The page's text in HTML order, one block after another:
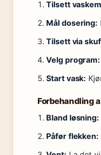
Tilsett
Mål dosering:
Tilsett via
Velg program:
Start vask:
Forbehandling
Bland løsning:
Påfør flekken: